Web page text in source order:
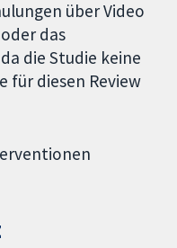
über Video
das
die Studie keine
für diesen Review